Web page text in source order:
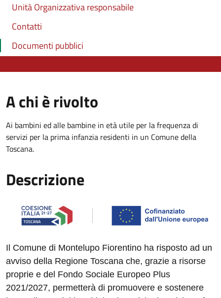
Unità Organizzativa responsabile
Contatti
Documenti pubblici
A chi è rivolto
Ai bambini ed alle bambine in età utile per la frequenza di
servizi per la prima infanzia residenti in un Comune della
Toscana.
Descrizione
Il Comune di Montelupo Fiorentino ha risposto ad un
avviso della Regione Toscana che, grazie a risorse
proprie e del Fondo Sociale Europeo Plus
2021/2027, permetterà di promuovere e sostenere